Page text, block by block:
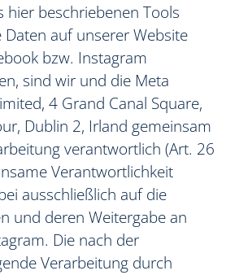
hier beschriebenen Tools
auf unserer Website
bzw. Instagram
sind wir und die Meta
4 Grand Canal Square,
Dublin 2, Irland gemeinsam
verantwortlich (Art. 26
Verantwortlichkeit
ausschließlich auf die
und deren Weitergabe an
Die nach der
Verarbeitung durch